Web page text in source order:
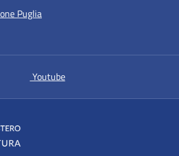
Puglia
si apre in una nuova scheda
Youtubesi apre in una nuova scheda